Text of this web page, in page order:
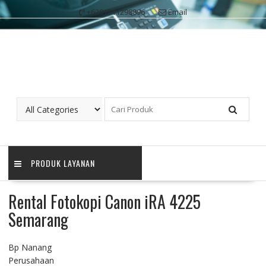
Skip
to
content
+6281311298896 Email
PRODUK LAYANAN
Rental Fotokopi Canon iRA 4225
Semarang
Bp Nanang
Perusahaan